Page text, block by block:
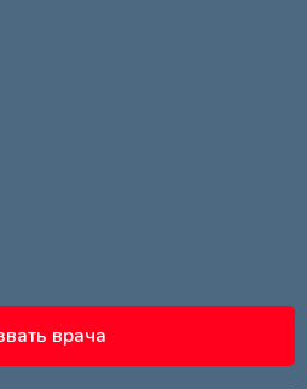
врача